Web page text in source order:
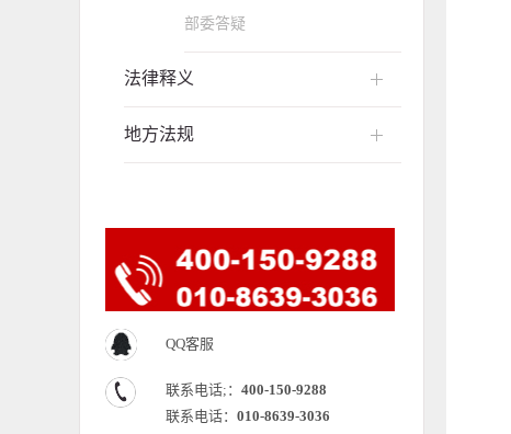
部委答疑
法律释义
地方法规
QQ客服
联系电话;： 400-150-9288
联系电话： 010-8639-3036